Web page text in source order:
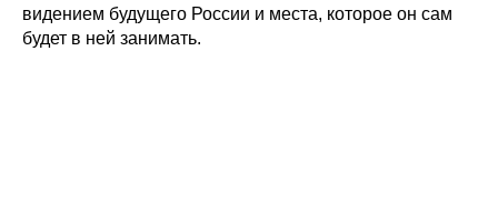
видением будущего России и места, которое он сам
будет в ней занимать.